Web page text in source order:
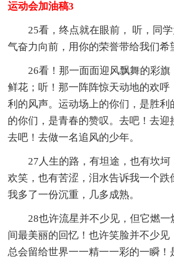
运动会加油稿3
25看，终点就在眼前， 听，同
气奋力向前，用你的荣誉带给我们希
26看！那一面面迎风飘舞的彩
鲜花；听！那一阵阵惊天动地的欢呼
利的风声。运动场上的你们，是胜利
的你们，是青春的赞叹。去吧！去迎
去吧！去做一名追风的少年。
27人生的路，有坦途，也有坎
欢笑，也有苦涩，泪水告诉我一个跌
我多了一份沉重，几多成熟。
28也许流星并不少见，但它燃一
间最美丽的回忆！也许笑脸并不少见
总会留给世界一一精一一彩的一瞬！